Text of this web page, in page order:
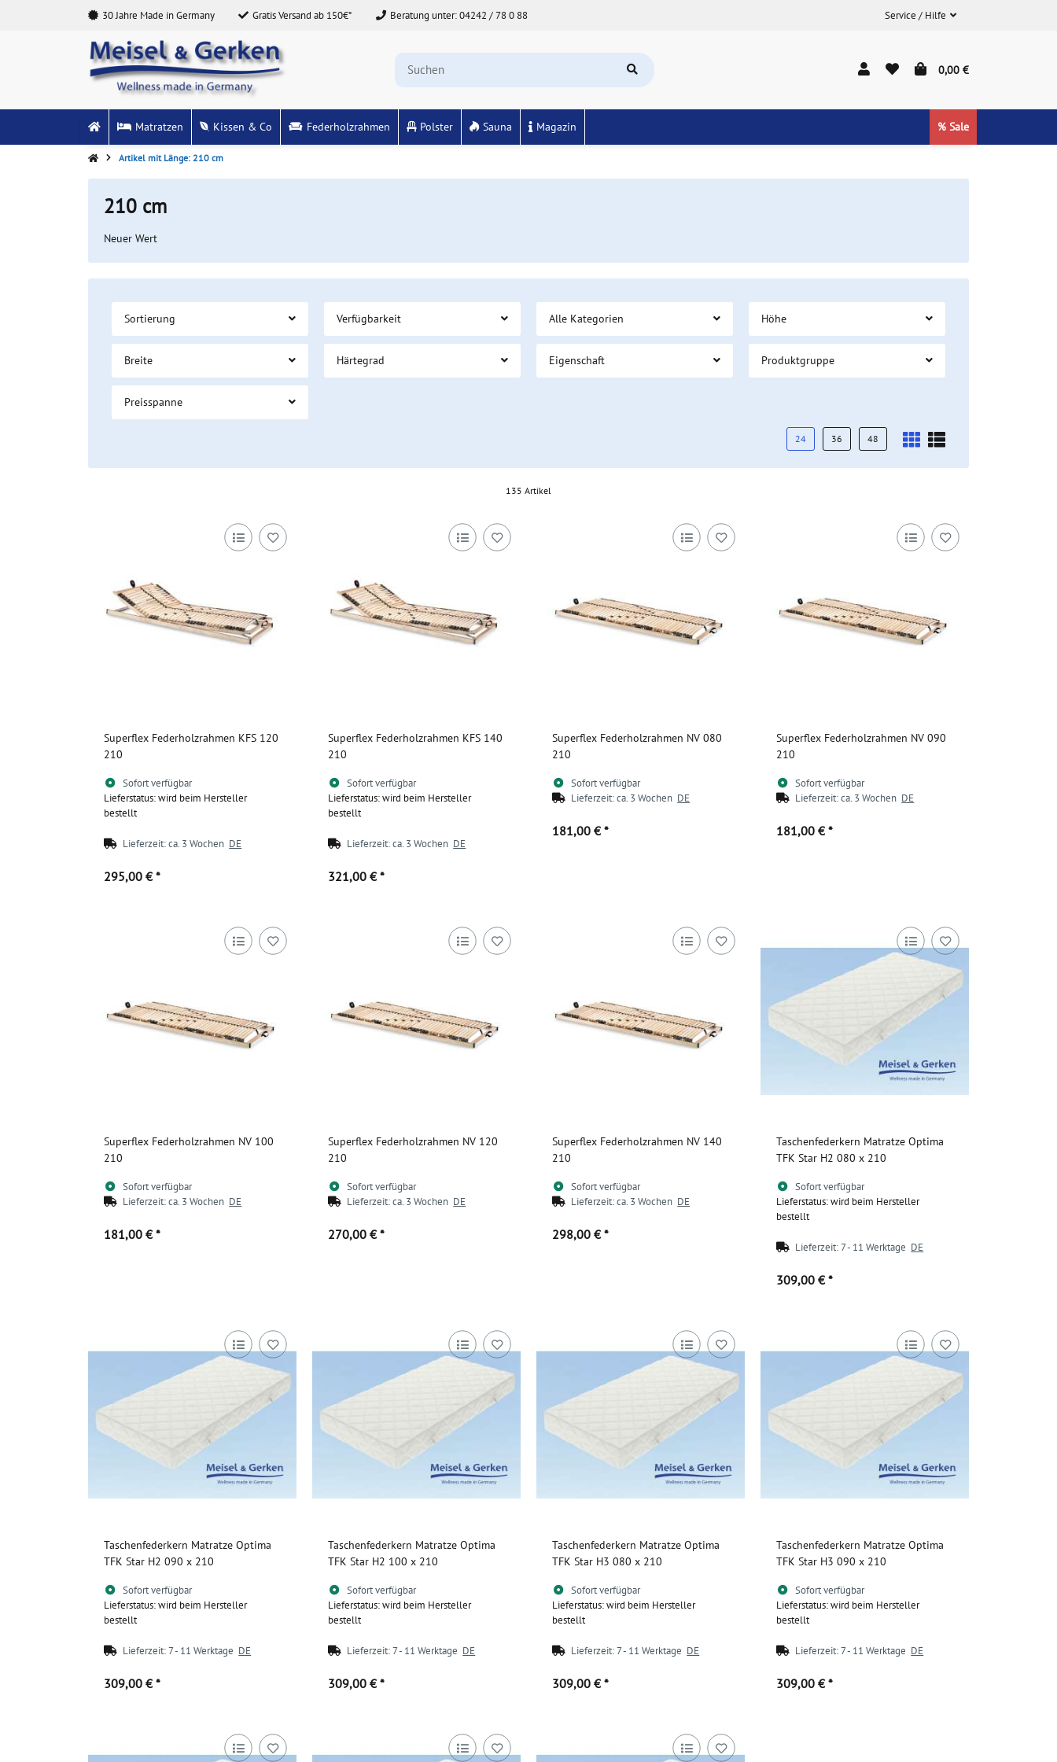
30 Jahre Made in Germany Gratis Versand ab 150€* Beratung unter: 04242 / 78 0 88 Service / Hilfe
0,00 €
Matratzen Kissen & Co Federholzrahmen Polster Sauna Magazin % Sale
Artikel mit Länge: 210 cm
210 cm
Neuer Wert
Sortierung Verfügbarkeit Alle Kategorien Höhe
Breite Härtegrad Eigenschaft Produktgruppe
Preisspanne
24 36 48
135 Artikel
Superflex Federholzrahmen KFS 120
210
Sofort verfügbar
Lieferstatus: wird beim Hersteller
bestellt
Lieferzeit:ca. 3 Wochen DE
295,00 € *
Superflex Federholzrahmen KFS 140
210
Sofort verfügbar
Lieferstatus: wird beim Hersteller
bestellt
Lieferzeit:ca. 3 Wochen DE
321,00 € *
Superflex Federholzrahmen NV 080
210
Sofort verfügbar
Lieferzeit:ca. 3 Wochen DE
181,00 € *
Superflex Federholzrahmen NV 090
210
Sofort verfügbar
Lieferzeit:ca. 3 Wochen DE
181,00 € *
Superflex Federholzrahmen NV 100
210
Sofort verfügbar
Lieferzeit:ca. 3 Wochen DE
181,00 € *
Superflex Federholzrahmen NV 120
210
Sofort verfügbar
Lieferzeit:ca. 3 Wochen DE
270,00 € *
Superflex Federholzrahmen NV 140
210
Sofort verfügbar
Lieferzeit:ca. 3 Wochen DE
298,00 € *
Taschenfederkern Matratze Optima
TFK Star H2 080 x 210
Sofort verfügbar
Lieferstatus: wird beim Hersteller
bestellt
Lieferzeit:7 - 11 Werktage DE
309,00 € *
Taschenfederkern Matratze Optima
TFK Star H2 090 x 210
Sofort verfügbar
Lieferstatus: wird beim Hersteller
bestellt
Lieferzeit:7 - 11 Werktage DE
309,00 € *
Taschenfederkern Matratze Optima
TFK Star H2 100 x 210
Sofort verfügbar
Lieferstatus: wird beim Hersteller
bestellt
Lieferzeit:7 - 11 Werktage DE
309,00 € *
Taschenfederkern Matratze Optima
TFK Star H3 080 x 210
Sofort verfügbar
Lieferstatus: wird beim Hersteller
bestellt
Lieferzeit:7 - 11 Werktage DE
309,00 € *
Taschenfederkern Matratze Optima
TFK Star H3 090 x 210
Sofort verfügbar
Lieferstatus: wird beim Hersteller
bestellt
Lieferzeit:7 - 11 Werktage DE
309,00 € *